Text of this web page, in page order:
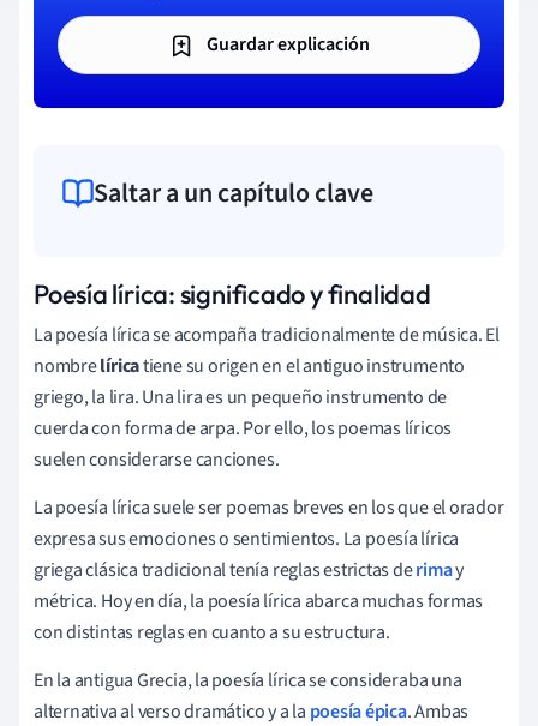
Guardar explicación
Saltar a un capítulo clave
Poesía lírica: significado y finalidad
La poesía lírica se acompaña tradicionalmente de música. El
nombrelíricatiene su origen en el antiguo instrumento
griego, la lira. Una lira es un pequeño instrumento de
cuerda con forma de arpa. Por ello, los poemas líricos
suelen considerarse canciones.
La poesía lírica suele ser poemas breves en los que el orador
expresa sus emociones o sentimientos. La poesía lírica
griega clásica tradicional tenía reglas estrictas derimay
métrica. Hoy en día, la poesía lírica abarca muchas formas
con distintas reglas en cuanto a su estructura.
En la antigua Grecia, la poesía lírica se consideraba una
alternativa al verso dramático y a la poesía épica. Ambas